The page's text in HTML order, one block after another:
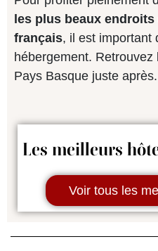
les plus beaux
français, il est important
hébergement.
Pays Basque juste après.
Les meilleurs
Voir tous les